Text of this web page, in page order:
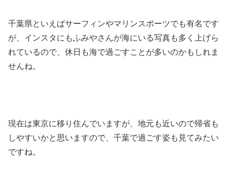
千葉県といえばサーフィンやマリンスポーツでも有名です
が、インスタにもふみやさんが海にいる写真も多く上げら
れているので、休日も海で過ごすことが多いのかもしれま
せんね。
現在は東京に移り住んでいますが、地元も近いので帰省も
しやすいかと思いますので、千葉で過ごす姿も見てみたい
ですね。